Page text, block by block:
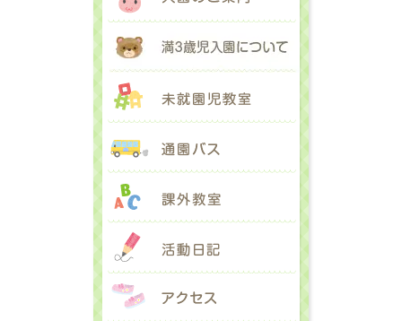
課外教室
活動日記
アクセス